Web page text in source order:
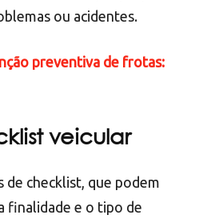
ou acidentes.
preventiva de frotas:
veicular
de checklist, que podem
finalidade e o tipo de